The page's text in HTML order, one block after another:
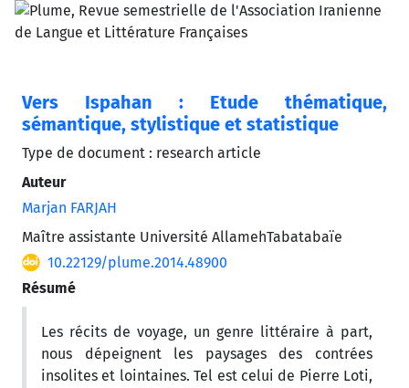
Vers Ispahan : Etude thématique,
sémantique, stylistique et statistique
Type de document : research article
Auteur
Marjan FARJAH
Maître assistante Université AllamehTabatabaïe
10.22129/plume.2014.48900
Résumé
Les récits de voyage, un genre littéraire à part,
nous dépeignent les paysages des contrées
insolites et lointaines. Tel est celui de Pierre Loti,